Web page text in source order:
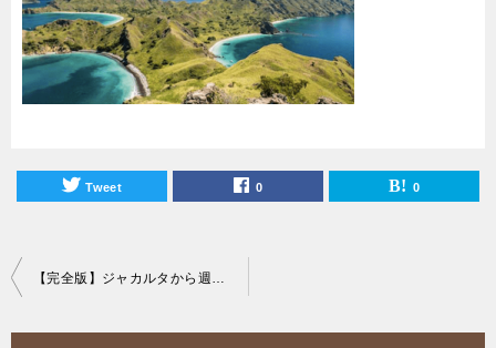
Tweet 0 0
投
【完全版】ジャカルタから週末旅行におすすめリゾート島ランキング！